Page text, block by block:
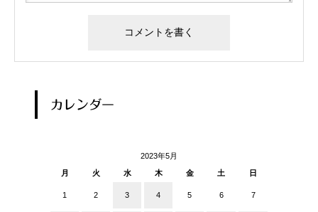
カレンダー
2023年5月
月
火 水 木 金 土 日
1 2 3 4 5 6 7